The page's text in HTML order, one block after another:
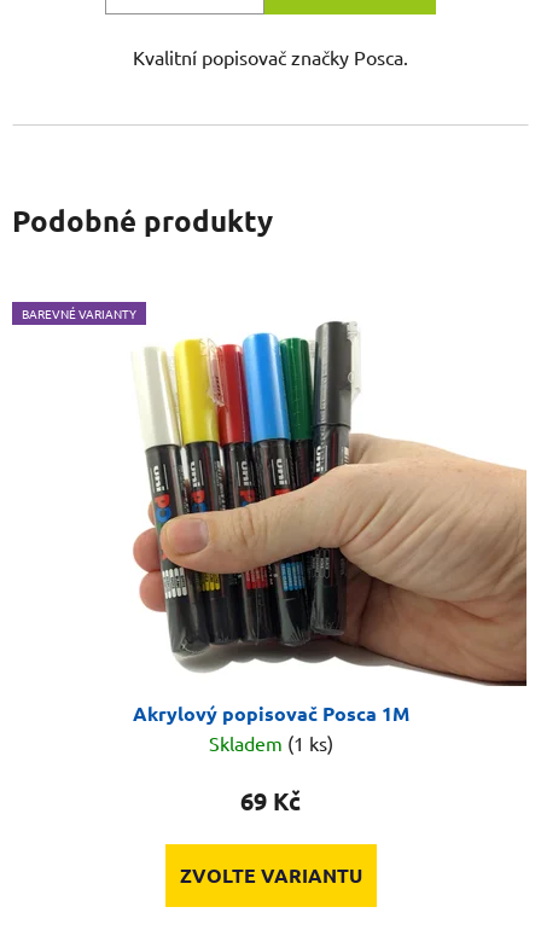
Kvalitní popisovač značky Posca.
Podobné produkty
BAREVNÉ VARIANTY
Akrylový popisovač Posca 1M
Skladem (1 ks)
69 Kč
ZVOLTE VARIANTU